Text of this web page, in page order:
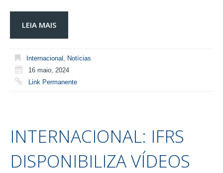
LEIA MAIS
Internacional , Notícias
16 maio, 2024
Link Permanente
INTERNACIONAL: IFRS
DISPONIBILIZA VÍDEOS